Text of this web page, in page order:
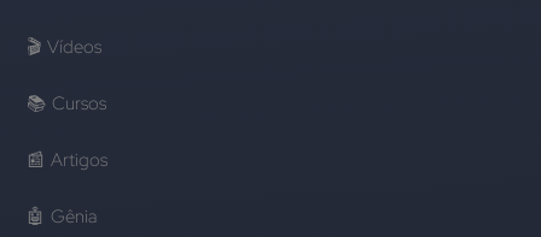
🎬 Vídeos
📚 Cursos
📰 Artigos
🤖 Gênia